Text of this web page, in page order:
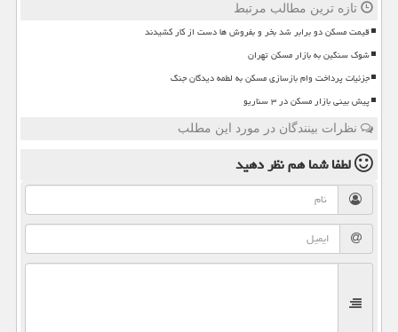
تازه ترین مطالب مرتبط
قیمت مسکن دو برابر شد بخر و بفروش ها دست از کار کشیدند
شوک سنگین به بازار مسکن تهران
جزئیات پرداخت وام بازسازی مسکن به لطمه دیدگان جنگ
پیش بینی بازار مسکن در ۳ سناریو
نظرات بینندگان در مورد این مطلب
لطفا شما همنظر دهید